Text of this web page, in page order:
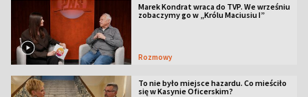
Marek Kondrat wraca do TVP. We wrześniu
zobaczymy go w „Królu Maciusiu I”
Rozmowy
To nie było miejsce hazardu. Co mieściło
się w Kasynie Oficerskim?